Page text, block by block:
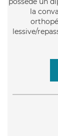
la
lessive/